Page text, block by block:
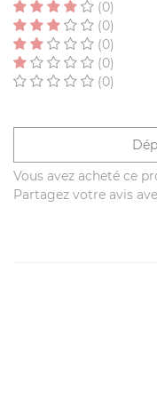
(0)
(0)
(0)
(0)
(0)
Vous avez acheté ce
Partagez votre avis